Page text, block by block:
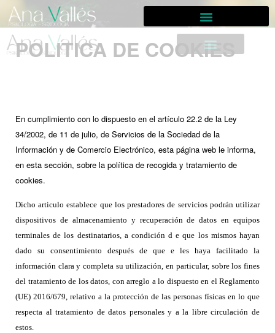
POLITICA DE COOKIES
En cumplimiento con lo dispuesto en el artículo 22.2 de la Ley
34/2002, de 11 de julio, de Servicios de la Sociedad de la
Información y de Comercio Electrónico, esta página web le informa,
en esta sección, sobre la política de recogida y tratamiento de
cookies.
Dicho articulo establece que los prestadores de servicios podrán utilizar
dispositivos de almacenamiento y recuperación de datos en equipos
terminales de los destinatarios, a condición d e que los mismos hayan
dado su consentimiento después de que e les haya facilitado la
información clara y completa su utilización, en particular, sobre los fines
del tratamiento de los datos, con arreglo a lo dispuesto en el Reglamento
(UE) 2016/679, relativo a la protección de las personas físicas en lo que
respecta al tratamiento de datos personales y a la libre circulación de
estos.